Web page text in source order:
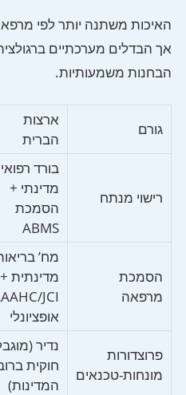
האיכות משתנה יותר לפי
אך הבדלים מערכתיים
הבחנות משמעותיות.
גורם
ארצות
הברית
רישוי מנתח
בורד רפואי
מדינתי +
הסמכת
ABMS
הסמכת
מרפאה
מח’
מדינתית +
JCI
אופציונלי
פרוצדורות
מונחות-טכנאים
נדיר
חוקית
המדינות)